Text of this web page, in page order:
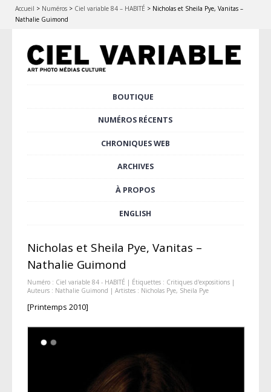
Accueil > Numéros > Ciel variable 84 – HABITÉ > Nicholas et Sheila Pye, Vanitas –
Nathalie Guimond
BOUTIQUE
NUMÉROS RÉCENTS
CHRONIQUES WEB
ARCHIVES
À PROPOS
ENGLISH
Nicholas et Sheila Pye, Vanitas –
Nathalie Guimond
Numéro : Ciel variable 84 - HABITÉ | Étiquettes : Critiques d'expositions|
Auteurs : Nathalie Guimond | Artistes : Nicholas Pye, Sheila Pye
[Printemps 2010]